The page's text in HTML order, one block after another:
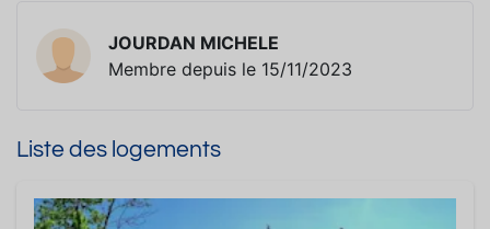
JOURDAN MICHELE
Membre depuis le 15/11/2023
Liste des logements